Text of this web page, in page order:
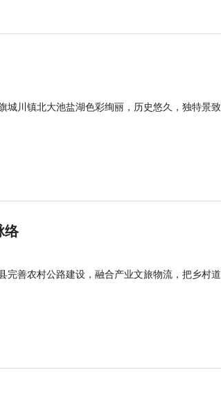
城川镇北大池盐湖色彩绚丽，历史悠久，独特景
络
完善农村公路建设，融合产业文旅物流，把乡村